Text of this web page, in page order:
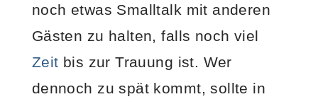
noch etwas Smalltalk mit anderen
Gästen zu halten, falls noch viel
Zeit bis zur Trauung ist. Wer
dennoch zu spät kommt, sollte in